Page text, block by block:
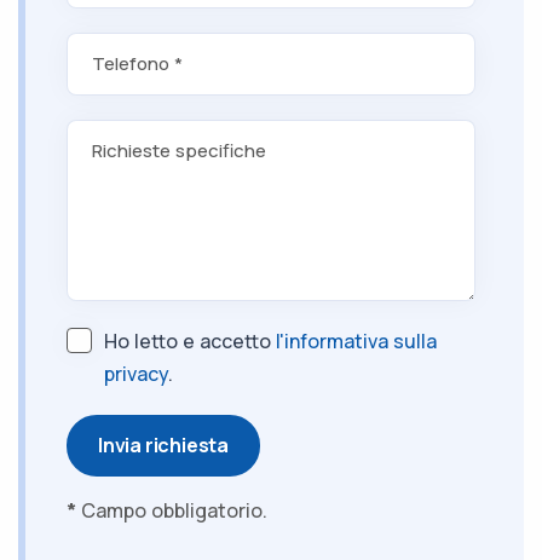
Telefono *
Richieste specifiche
Ho letto e accetto l'informativa sulla
privacy.
Invia richiesta
* Campo obbligatorio.